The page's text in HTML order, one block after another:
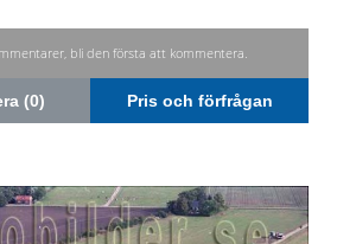
bli den första att kommentera.
(0) Pris och förfrågan